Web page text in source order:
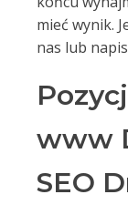
mieć wynik.
nas lub
www
SEO